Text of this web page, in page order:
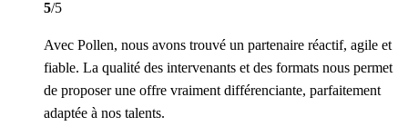
5/5
Avec Pollen, nous avons trouvé un partenaire réactif, agile et
fiable. La qualité des intervenants et des formats nous permet
de proposer une offre vraiment différenciante, parfaitement
adaptée à nos talents.